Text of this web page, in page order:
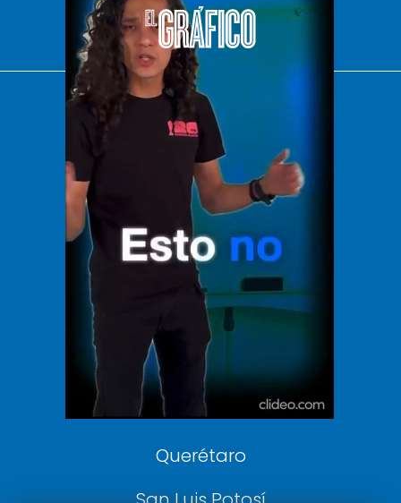
El Universal
Vive USA
Clase
De 10 sports
DeDinero
Confabulario
Aviso Oportuno
Consultas
Querétaro